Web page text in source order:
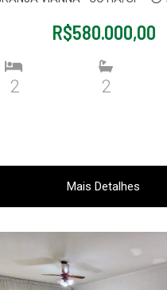
R$580.000,00
2 2
Mais Detalhes